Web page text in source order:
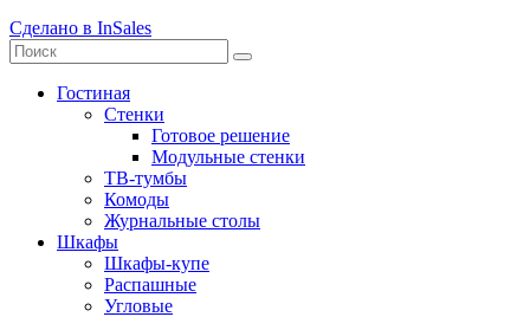
Сделано в InSales
Гостиная
Стенки
Готовое решение
Модульные стенки
ТВ-тумбы
Комоды
Журнальные столы
Шкафы
Шкафы-купе
Распашные
Угловые